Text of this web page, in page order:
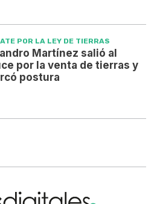
POR LA LEY DE TIERRAS
Martínez salió al
por la venta de tierras y
postura